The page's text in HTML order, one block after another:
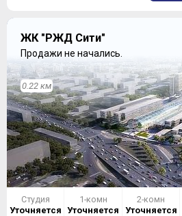
ЖК "РЖД Сити"
Продажи не начались.
0.22 км
Студия
Уточняется
1-комн
Уточняется
2-комн
Уточняется